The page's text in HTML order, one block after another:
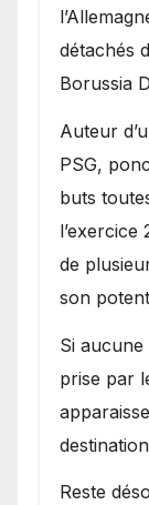
détachés
Borussia
Auteur
PSG,
buts
l’exercice
de
son
Si aucune
prise par
Reste